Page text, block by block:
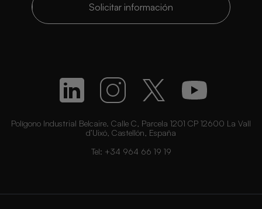
Solicitar información
Polígono Industrial Belcaire. Calle C, Parcela 1201 CP 12600 La Vall
d’Uixó, Castellón, España
Tel: +34 964 66 19 19